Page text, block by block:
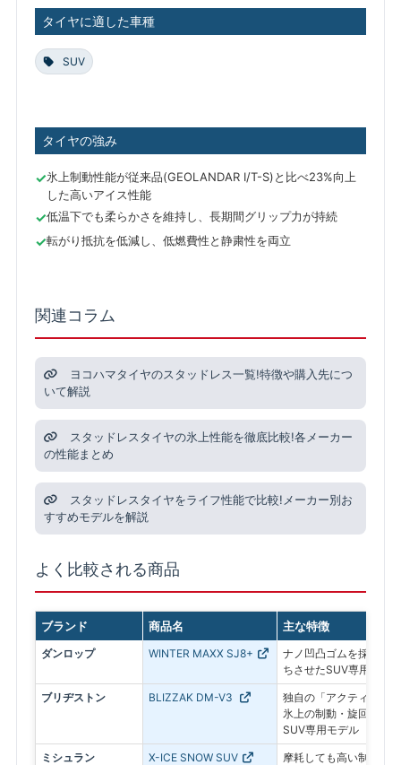
タイヤに適した車種
SUV
タイヤの強み
氷上制動性能が従来品(GEOLANDAR I/T-S)と比べ23%向上
した高いアイス性能
低温下でも柔らかさを維持し、長期間グリップ力が持続
転がり抵抗を低減し、低燃費性と静粛性を両立
関連コラム
ヨコハマタイヤのスタッドレス一覧!特徴や購入先につ
いて解説
スタッドレスタイヤの氷上性能を徹底比較!各メーカー
の性能まとめ
スタッドレスタイヤをライフ性能で比較!メーカー別お
すすめモデルを解説
よく比較される商品
ブランド 商品名 主な特徴
ダンロップ WINTER MAXX SJ8+
ナノ凹凸ゴムを採用し
ちさせたSUV専用モデル
ブリヂストン BLIZZAK DM-V3
独自の「アクティブ発
氷上の制動・旋回性能
SUV専用モデル
ミシュラン X-ICE SNOW SUV
摩耗しても高い制動力